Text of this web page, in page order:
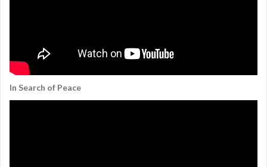
In Search of Peace